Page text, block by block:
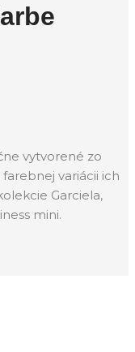
vytvorené zo
farebnej variácii ich
Garciela,
mini.